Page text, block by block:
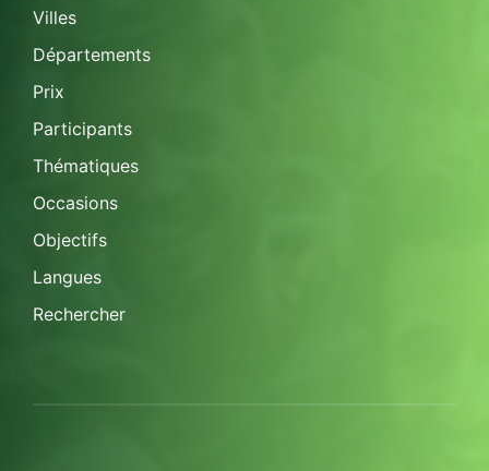
Villes
Départements
Prix
Participants
Thématiques
Occasions
Objectifs
Langues
Rechercher